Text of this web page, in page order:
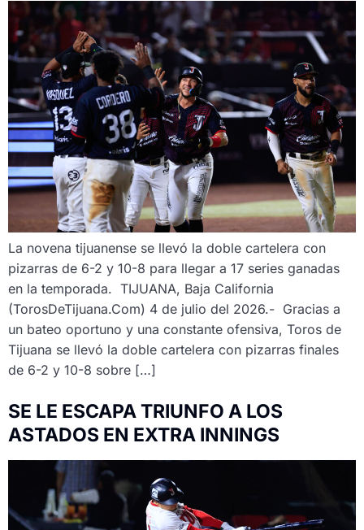
La novena tijuanense se llevó la doble cartelera con
pizarras de 6-2 y 10-8 para llegar a 17 series ganadas
en la temporada. TIJUANA, Baja California
(TorosDeTijuana.Com) 4 de julio del 2026.- Gracias a
un bateo oportuno y una constante ofensiva, Toros de
Tijuana se llevó la doble cartelera con pizarras finales
de 6-2 y 10-8 sobre […]
SE LE ESCAPA TRIUNFO A LOS
ASTADOS EN EXTRA INNINGS